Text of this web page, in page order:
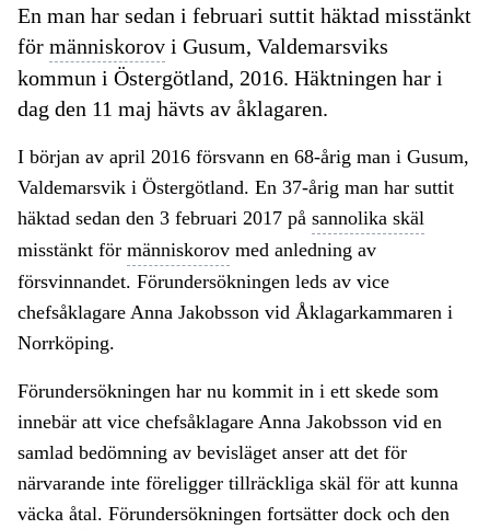
En man har sedan i februari suttit häktad misstänkt
för människorov i Gusum, Valdemarsviks
kommun i Östergötland, 2016. Häktningen har i
dag den 11 maj hävts av åklagaren.
I början av april 2016 försvann en 68-årig man i Gusum,
Valdemarsvik i Östergötland. En 37-årig man har suttit
häktad sedan den 3 februari 2017 på sannolika skäl
misstänkt för människorov med anledning av
försvinnandet. Förundersökningen leds av vice
chefsåklagare Anna Jakobsson vid Åklagarkammaren i
Norrköping.
Förundersökningen har nu kommit in i ett skede som
innebär att vice chefsåklagare Anna Jakobsson vid en
samlad bedömning av bevisläget anser att det för
närvarande inte föreligger tillräckliga skäl för att kunna
väcka åtal. Förundersökningen fortsätter dock och den